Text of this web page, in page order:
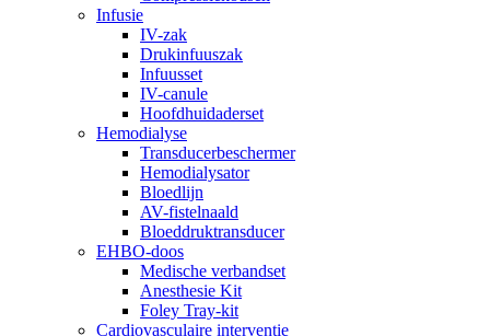
Infusie
IV-zak
Drukinfuuszak
Infuusset
IV-canule
Hoofdhuidaderset
Hemodialyse
Transducerbeschermer
Hemodialysator
Bloedlijn
AV-fistelnaald
Bloeddruktransducer
EHBO-doos
Medische verbandset
Anesthesie Kit
Foley Tray-kit
Cardiovasculaire interventie